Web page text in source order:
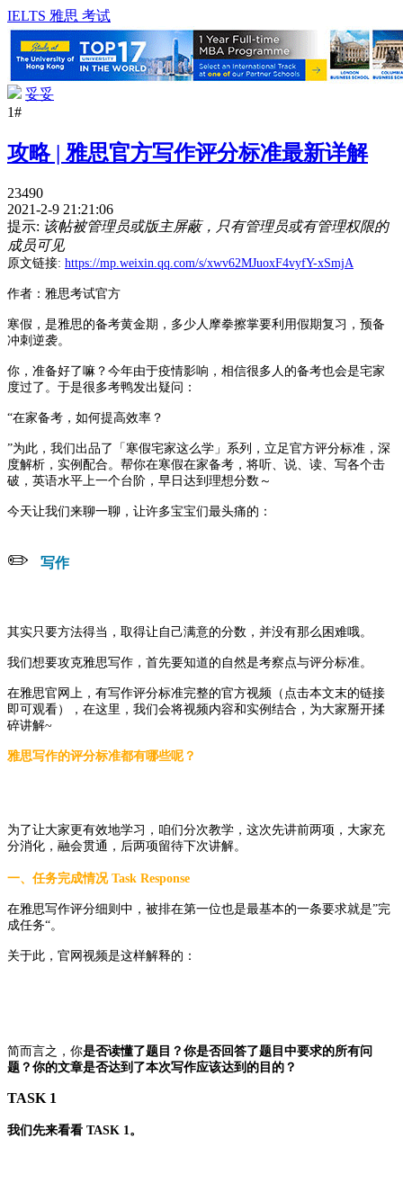
IELTS 雅思 考试
妥妥
1#
攻略 | 雅思官方写作评分标准最新详解
23490
2021-2-9 21:21:06
提示: 该帖被管理员或版主屏蔽，只有管理员或有管理权限的
成员可见
原文链接: https://mp.weixin.qq.com/s/xwv62MJuoxF4vyfY-xSmjA
作者：雅思考试官方
寒假，是雅思的备考黄金期， 多少人摩拳擦掌要利用假期复习，预备
冲刺逆袭。
你，准备好了嘛？ 今年由于疫情影响， 相信很多人的备考也会是宅家
度过了。 于是很多考鸭发出疑问：
“在家备考，如何提高效率？
”为此，我们出品了「寒假宅家这么学」系列， 立足官方评分标准，深
度解析，实例配合。帮你在寒假在家备考，将听、说、读、写各个击
破，英语水平上一个台阶，早日达到理想分数～
今天让我们来聊一聊，让许多宝宝们最头痛的：
✏️ 写作
其实只要方法得当，取得让自己满意的分数，并没有那么困难哦。
我们想要攻克雅思写作，首先要知道的自然是考察点与评分标准。
在雅思官网上，有写作评分标准完整的官方视频（点击本文末的链接
即可观看），在这里，我们会将视频内容和实例结合，为大家掰开揉
碎讲解~
雅思写作的评分标准都有哪些呢？
为了让大家更有效地学习，咱们分次教学，这次先讲前两项，大家充
分消化，融会贯通，后两项留待下次讲解。
一、任务完成情况 Task Response
在雅思写作评分细则中，被排在第一位也是最基本的一条要求就是”完
成任务“。
关于此，官网视频是这样解释的：
简而言之，你是否读懂了题目？你是否回答了题目中要求的所有问
题？你的文章是否达到了本次写作应该达到的目的？
TASK 1
我们先来看看 TASK 1。